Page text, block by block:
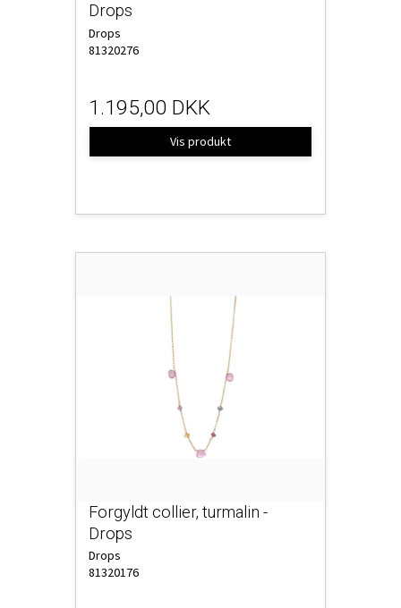
Drops
Drops
81320276
1.195,00 DKK
Vis produkt
Forgyldt collier, turmalin -
Drops
Drops
81320176